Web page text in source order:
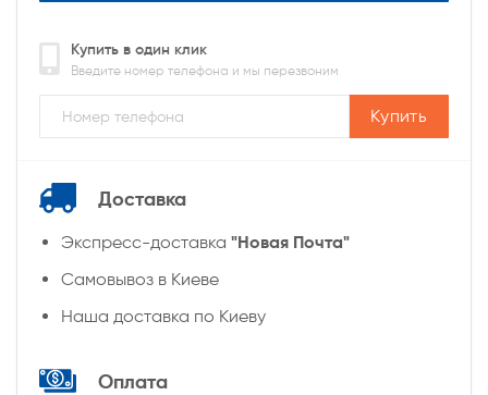
Купить в один клик
Введите номер телефона и мы перезвоним
Купить
Доставка
Экспресс-доставка "Новая Почта"
Самовывоз в Киеве
Наша доставка по Киеву
Оплата